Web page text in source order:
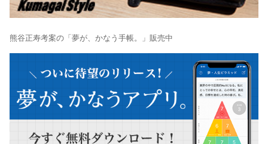
熊谷正寿考案の「夢が、かなう手帳。」販売中